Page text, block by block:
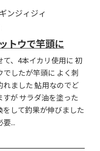
ンジィジィ
トウで竿頭に
て、4本イカリ使用に 初
でしたが竿頭に よく刺
れました 鮎用なのでど
すが サラダ油を塗った
をして釣果が伸びました
...